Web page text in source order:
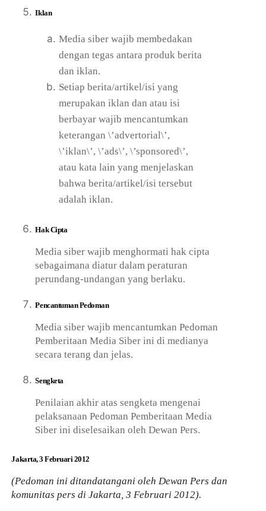
Iklan
Media siber wajib membedakan
dengan tegas antara produk berita
dan iklan.
Setiap berita/artikel/isi yang
merupakan iklan dan atau isi
berbayar wajib mencantumkan
keterangan \’advertorial\’,
\’iklan\’, \’ads\’, \’sponsored\’,
atau kata lain yang menjelaskan
bahwa berita/artikel/isi tersebut
adalah iklan.
Hak Cipta
Media siber wajib menghormati hak cipta
sebagaimana diatur dalam peraturan
perundang-undangan yang berlaku.
Pencantuman Pedoman
Media siber wajib mencantumkan Pedoman
Pemberitaan Media Siber ini di medianya
secara terang dan jelas.
Sengketa
Penilaian akhir atas sengketa mengenai
pelaksanaan Pedoman Pemberitaan Media
Siber ini diselesaikan oleh Dewan Pers.
Jakarta, 3 Februari 2012
(Pedoman ini ditandatangani oleh Dewan Pers dan
komunitas pers di Jakarta, 3 Februari 2012).